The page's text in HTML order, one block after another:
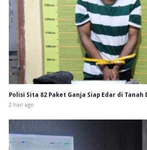
Polisi Sita 82 Paket Ganja Siap Edar di Tanah
2 hari ago